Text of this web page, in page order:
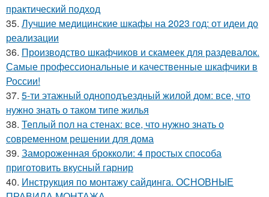
практический подход
35. Лучшие медицинские шкафы на 2023 год: от идеи до
реализации
36. Производство шкафчиков и скамеек для раздевалок.
Самые профессиональные и качественные шкафчики в
России!
37. 5-ти этажный одноподъездный жилой дом: все, что
нужно знать о таком типе жилья
38. Теплый пол на стенах: все, что нужно знать о
современном решении для дома
39. Замороженная брокколи: 4 простых способа
приготовить вкусный гарнир
40. Инструкция по монтажу сайдинга. ОСНОВНЫЕ